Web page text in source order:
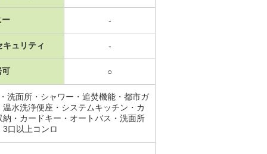
ー -
キュリティ -
可 ○
洗面所・シャワー・追焚機能・都市ガ
水洗浄便座・システムキッチン・カ
・カードキー・オートバス・洗面所
口以上コンロ